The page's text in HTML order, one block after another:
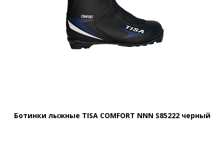
Ботинки лыжные TISA COMFORT NNN S85222 черный